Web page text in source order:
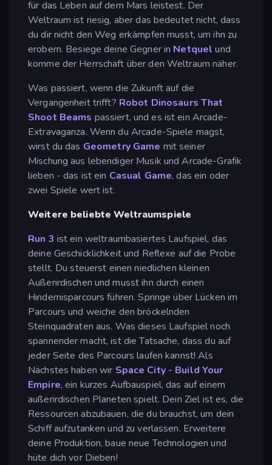
für das Leben auf dem Mars leistest. Der
Weltraum ist riesig, aber das bedeutet nicht, dass
du dir nicht den Weg erkämpfen musst, um ihn zu
erobern. Besiege deine Gegner in Netquel und
komme der Herrschaft über den Weltraum näher.
Was passiert, wenn die Zukunft auf die
Vergangenheit trifft? Robot Dinosaurs That
Shoot Beams passiert, und es ist ein Arcade-
Extravaganza. Wenn du Arcade-Spiele magst,
wirst du das Geometry Game mit seiner
Mischung aus lebendiger Musik und Arcade-Grafik
lieben - das ist ein Casual Game, das ein oder
zwei Spiele wert ist.
Weitere beliebte Weltraumspiele
Run 3 ist ein weltraumbasiertes Laufspiel, das
deine Geschicklichkeit und Reflexe auf die Probe
stellt. Du steuerst einen niedlichen kleinen
Außerirdischen und musst ihn durch einen
Hindernisparcours führen. Springe über Lücken im
Parcours und weiche den bröckelnden
Steinquadraten aus. Was dieses Laufspiel noch
spannender macht, ist die Tatsache, dass du auf
jeder Seite des Parcours laufen kannst! Als
Nächstes haben wir Space City - Build Your
Empire, ein kurzes Aufbauspiel, das auf einem
außerirdischen Planeten spielt. Dein Ziel ist es, die
Ressourcen abzubauen, die du brauchst, um dein
Schiff aufzutanken und zu verlassen. Erweitere
deine Produktion, baue neue Technologien und
hüte dich vor Dieben!